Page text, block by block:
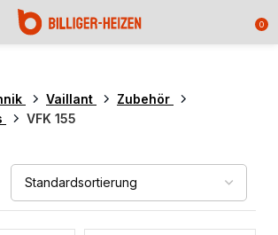
0
Vaillant
Zubehör
VFK 155